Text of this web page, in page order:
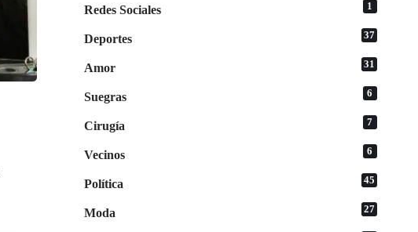
Redes Sociales 1
Deportes 37
Amor 31
Suegras 6
Cirugía 7
Vecinos 6
Política 45
Moda 27